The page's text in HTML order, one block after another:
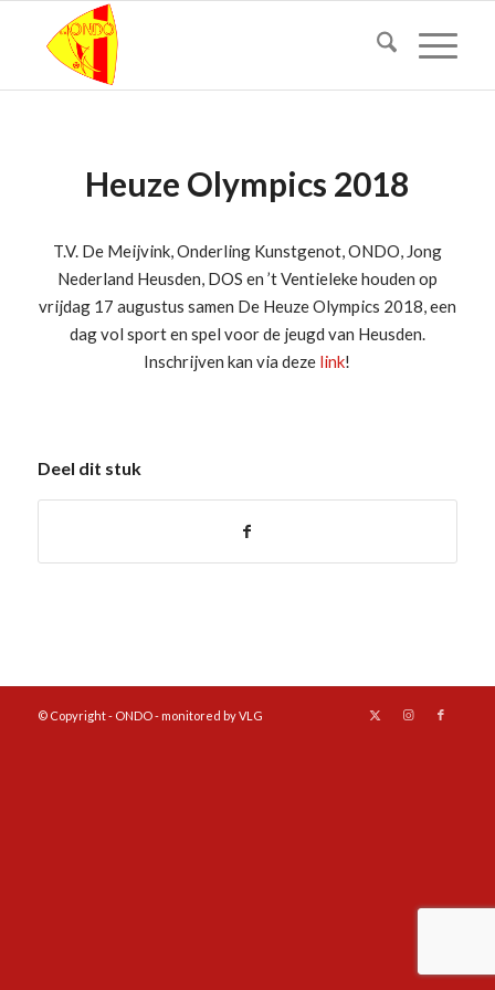
Heuze Olympics 2018
T.V. De Meijvink, Onderling Kunstgenot, ONDO, Jong
Nederland Heusden, DOS en ’t Ventieleke houden op
vrijdag 17 augustus samen De Heuze Olympics 2018, een
dag vol sport en spel voor de jeugd van Heusden.
Inschrijven kan via deze link!
Deel dit stuk
© Copyright - ONDO - monitored by VLG